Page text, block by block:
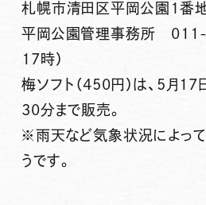
札幌市清田区平岡公園１番
平岡公園管理事務所
17時）
梅ソフト（450円）は、5月
30分まで販売。
※雨天など気象状況によっ
うです。